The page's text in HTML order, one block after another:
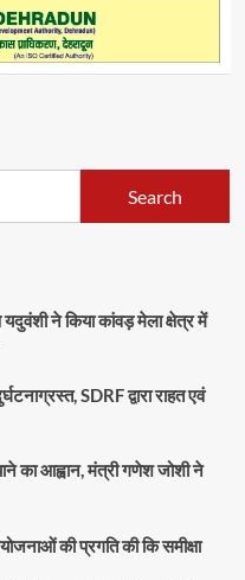
Search
ने किया कांवड़ मेला क्षेत्र में
SDRF द्वारा राहत एवं
का आह्वान, मंत्री गणेश जोशी ने
की प्रगति की कि समीक्षा